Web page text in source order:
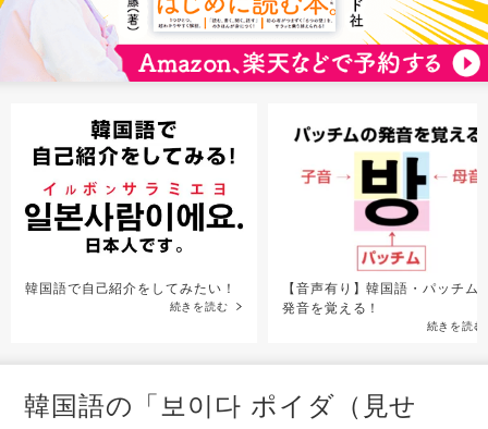
韓国語で自己紹介をしてみたい！
続きを読む
【音声有り】韓国語・パッチム
発音を覚える！
続きを読む
韓国語の「보이다 ポイダ（見せ